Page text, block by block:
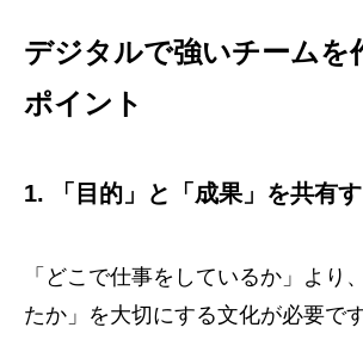
デジタルで強いチームを
ポイント
1. 「目的」と「成果」を共有
「どこで仕事をしているか」より
たか」を大切にする文化が必要です